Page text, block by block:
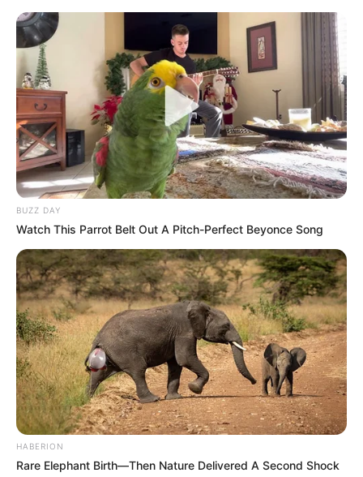
BUZZ DAY
Watch This Parrot Belt Out A Pitch-Perfect Beyonce Song
HABERION
Rare Elephant Birth—Then Nature Delivered A Second Shock